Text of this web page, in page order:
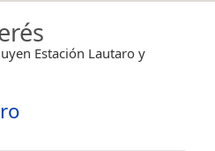
Estación Lautaro y